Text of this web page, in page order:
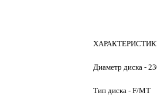
Диаметр диска -
Тип диска - F/MT